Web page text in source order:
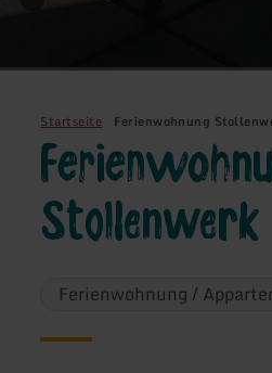
Startseite Ferienwohnung
Stollenwerk
Ferienwohnung /